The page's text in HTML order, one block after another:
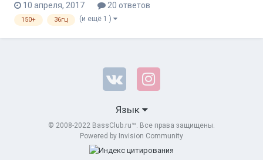
Вообщем наигрался я с Альфардом, и решил попробовать
что то новенькое, выбор пал в сторону прайд, а именно
серию СТ, и был приобретен так ж...
10 апреля, 2017 20 ответов
150+ 36гц (и ещё 1 )
Язык
© 2008-2022 BassClub.ru™. Все права защищены.
Powered by Invision Community